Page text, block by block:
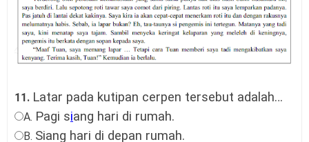
11. Latar pada kutipan cerpen tersebut adalah…
A. Pagi siang hari di rumah.
B. Siang hari di depan rumah.